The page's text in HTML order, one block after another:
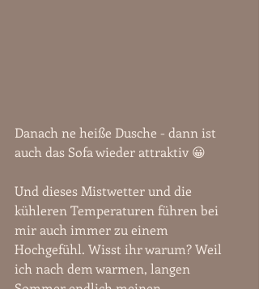
Danach ne heiße Dusche - dann ist
auch das Sofa wieder attraktiv 😀
Und dieses Mistwetter und die
kühleren Temperaturen führen bei
mir auch immer zu einem
Hochgefühl. Wisst ihr warum? Weil
ich nach dem warmen, langen